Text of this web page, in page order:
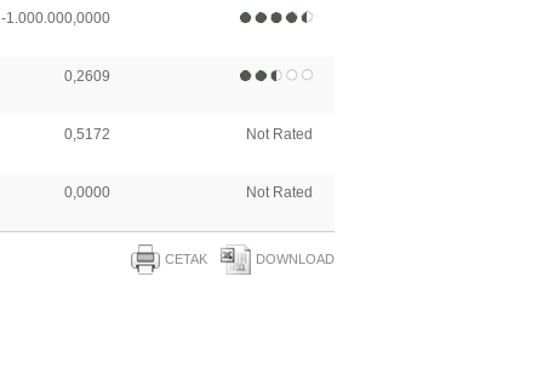
-1.000.000,0000
0,2609
0,5172 Not Rated
0,0000 Not Rated
CETAK DOWNLOAD